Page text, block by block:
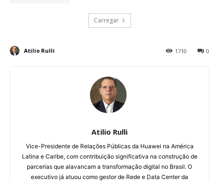
Carregar
Atilio Rulli 0
1710
Atilio Rulli
Vice-Presidente de Relações Públicas da Huawei na América
Latina e Caribe, com contribuição significativa na construção de
parcerias que alavancam a transformação digital no Brasil. O
executivo já atuou como gestor de Rede e Data Center da